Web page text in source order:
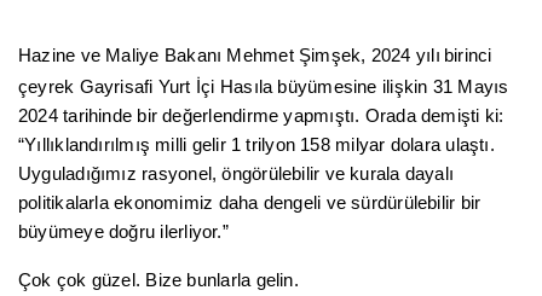
Hazine ve Maliye Bakanı Mehmet Şimşek, 2024 yılı birinci
çeyrek Gayrisafi Yurt İçi Hasıla büyümesine ilişkin 31 Mayıs
2024 tarihinde bir değerlendirme yapmıştı. Orada demişti ki:
“Yıllıklandırılmış milli gelir 1 trilyon 158 milyar dolara ulaştı.
Uyguladığımız rasyonel, öngörülebilir ve kurala dayalı
politikalarla ekonomimiz daha dengeli ve sürdürülebilir bir
büyümeye doğru ilerliyor.”
Çok çok güzel. Bize bunlarla gelin.